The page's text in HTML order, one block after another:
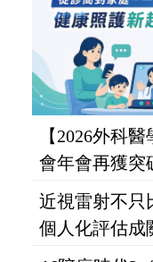
【2026外科
會年會再獲突
近視雷射不只
個人化評估成